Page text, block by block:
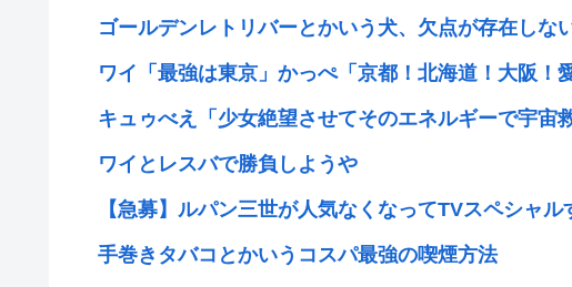
ゴールデンレトリバーとかいう犬、欠点が存在しな
ワイ「最強は東京」かっぺ「京都！北海道！大阪！
キュゥべえ「少女絶望させてそのエネルギーで宇宙
ワイとレスバで勝負しようや
【急募】ルパン三世が人気なくなってTVスペシャル
手巻きタバコとかいうコスパ最強の喫煙方法